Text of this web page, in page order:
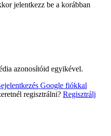
jelentkezz be a korábban
azonosítóid egyikével.
Google fiókkal
regisztrálni? Regisztrálj